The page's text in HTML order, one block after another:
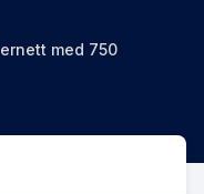
med 750
1079 kr/mnd